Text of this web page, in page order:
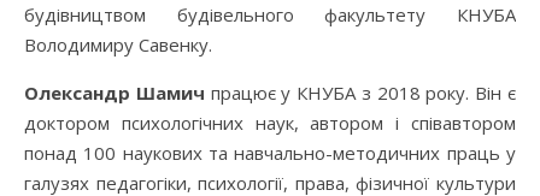
будівництвом будівельного факультету КНУБА
Володимиру Савенку.
Олександр Шамич працює у КНУБА з 2018 року. Він є
доктором психологічних наук, автором і співавтором
понад 100 наукових та навчально-методичних праць у
галузях педагогіки, психології, права, фізичної культури